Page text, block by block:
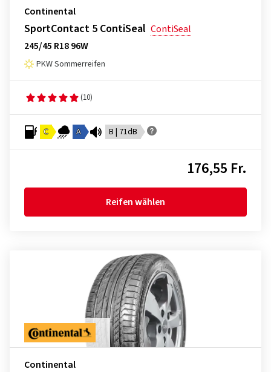
Continental
SportContact 5 ContiSeal ContiSeal
245/45 R18 96W
PKW Sommerreifen
(10)
C A B | 71dB
176,55 Fr.
Reifen wählen
Continental